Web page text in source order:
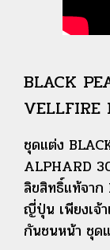
BLACK
VELLFIRE
ชุดแต่ง
ALPHARD
ลิขสิทธิ์แท้จาก
ญี่ปุ่น เพียงเจ้
กันชนหน้า ชุด